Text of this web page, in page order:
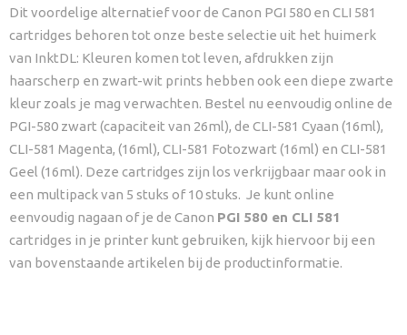
Dit voordelige alternatief voor de Canon PGI 580 en CLI 581
cartridges behoren tot onze beste selectie uit het huimerk
van InktDL: Kleuren komen tot leven, afdrukken zijn
haarscherp en zwart-wit prints hebben ook een diepe zwarte
kleur zoals je mag verwachten. Bestel nu eenvoudig online de
PGI-580 zwart (capaciteit van 26ml), de CLI-581 Cyaan (16ml),
CLI-581 Magenta, (16ml), CLI-581 Fotozwart (16ml) en CLI-581
Geel (16ml). Deze cartridges zijn los verkrijgbaar maar ook in
een multipack van 5 stuks of 10 stuks. Je kunt online
eenvoudig nagaan of je de Canon PGI 580 en CLI 581
cartridges in je printer kunt gebruiken, kijk hiervoor bij een
van bovenstaande artikelen bij de productinformatie.